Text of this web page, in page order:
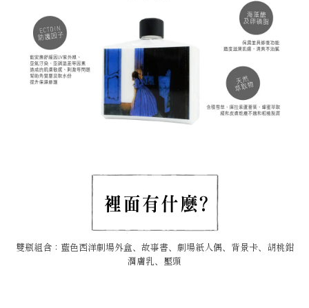
雙瓶組含：藍色西洋劇場外盒、故事書、劇場紙人偶、背景卡、胡桃鉗
潤膚乳、壓頭